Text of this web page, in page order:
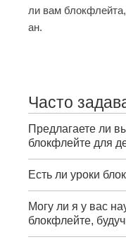
ли вам
ан.
Часто
Предлагаете ли
блокфлейте для
Есть ли уроки
Могу ли я у вас
блокфлейте,